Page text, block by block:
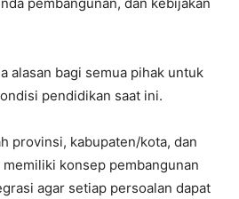
alasan bagi semua pihak untuk
pendidikan saat ini.
provinsi, kabupaten/kota, dan
konsep pembangunan
agar setiap persoalan dapat